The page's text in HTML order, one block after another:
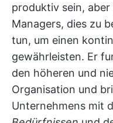
produktiv sein,
Managers, dies zu
tun, um einen
gewährleisten. Er
den höheren und
Organisation und
Unternehmens mit